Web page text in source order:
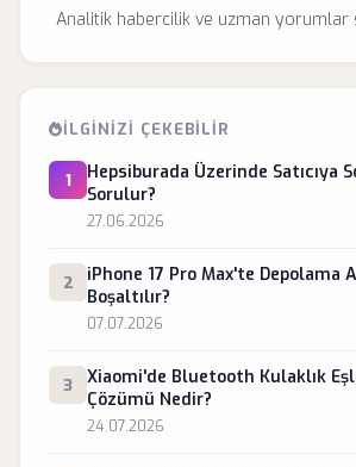
Analitik habercilik ve uzman
İLGINIZI ÇEKEBILIR
1
Hepsiburada Üzerinde Satıcıya
Sorulur?
27.06.2026
2
iPhone 17 Pro Max'te Depolama
Boşaltılır?
07.07.2026
3
Xiaomi'de Bluetooth Kulaklık
Çözümü Nedir?
24.07.2026